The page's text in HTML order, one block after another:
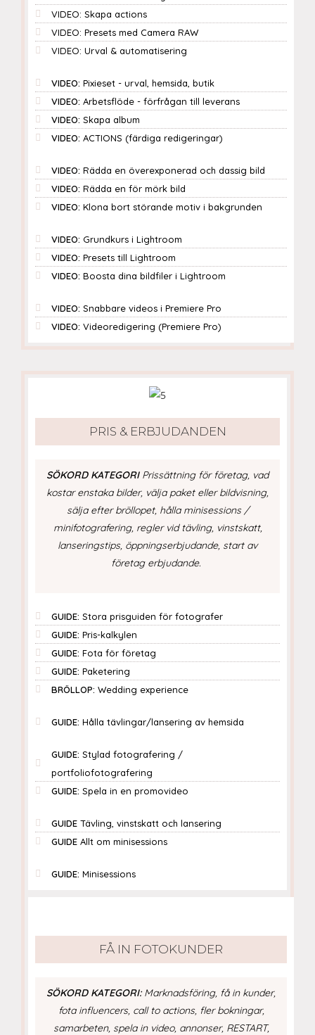
VIDEO: Skapa actions
VIDEO: Presets med Camera RAW
VIDEO: Urval & automatisering
VIDEO: Pixieset - urval, hemsida, butik
VIDEO: Arbetsflöde - förfrågan till leverans
VIDEO: Skapa album
VIDEO: ACTIONS (färdiga redigeringar)
VIDEO: Rädda en överexponerad och dassig bild
VIDEO: Rädda en för mörk bild
VIDEO: Klona bort störande motiv i bakgrunden
VIDEO: Grundkurs i Lightroom
VIDEO: Presets till Lightroom
VIDEO: Boosta dina bildfiler i Lightroom
VIDEO: Snabbare videos i Premiere Pro
VIDEO: Videoredigering (Premiere Pro)
PRIS & ERBJUDANDEN
SÖKORD KATEGORIPrissättning för företag, vad
kostar enstaka bilder, välja paket eller bildvisning,
sälja efter bröllopet, hålla minisessions /
minifotografering, regler vid tävling, vinstskatt,
lanseringstips, öppningserbjudande, start av
företag erbjudande.
GUIDE: Stora prisguiden för fotografer
GUIDE: Pris-kalkylen
GUIDE: Fota för företag
GUIDE: Paketering
BRÖLLOP: Wedding experience
GUIDE: Hålla tävlingar/lansering av hemsida
GUIDE: Stylad fotografering /
portfoliofotografering
GUIDE: Spela in en promovideo
GUIDETävling, vinstskatt och lansering
GUIDEAllt om minisessions
GUIDE: Minisessions
FÅ IN FOTOKUNDER
SÖKORD KATEGORI:Marknadsföring, få in kunder,
fota influencers, call to actions, fler bokningar,
samarbeten, spela in video, annonser, RESTART,